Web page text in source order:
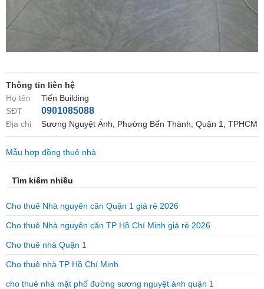
Thông tin liên hệ
Họ tên
Tiến Building
SĐT
0901085088
Địa chỉ Sương Nguyệt Ánh, Phường Bến Thành, Quận 1, TPHCM
Mẫu hợp đồng thuê nhà
Tìm kiếm nhiều
Cho thuê Nhà nguyên căn Quận 1 giá rẻ 2026
Cho thuê Nhà nguyên căn TP Hồ Chí Minh giá rẻ 2026
Cho thuê nhà Quận 1
Cho thuê nhà TP Hồ Chí Minh
cho thuê nhà mặt phố đường sương nguyệt ánh quận 1